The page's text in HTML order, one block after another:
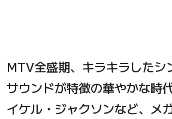
MTV全盛期、キラキラしたシ
サウンドが特徴の華やかな時
イケル・ジャクソンなど、メ